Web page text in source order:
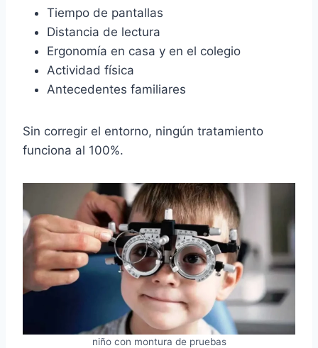
Tiempo de pantallas
Distancia de lectura
Ergonomía en casa y en el colegio
Actividad física
Antecedentes familiares
Sin corregir el entorno, ningún tratamiento
funciona al 100%.
niño con montura de pruebas